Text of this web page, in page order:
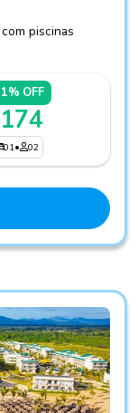
piscinas
1% OFF
01• 02